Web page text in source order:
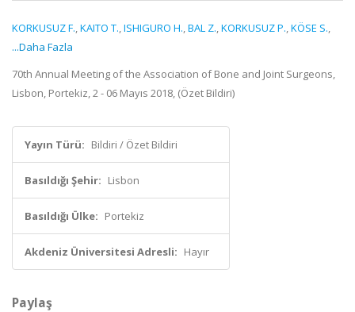
KORKUSUZ F.,KAITO T.,ISHIGURO H.,BAL Z.,KORKUSUZ P.,KÖSE S.,
...Daha Fazla
70th Annual Meeting of the Association of Bone and Joint Surgeons,
Lisbon, Portekiz, 2 - 06 Mayıs 2018, (Özet Bildiri)
Yayın Türü: Bildiri / Özet Bildiri
Basıldığı Şehir: Lisbon
Basıldığı Ülke: Portekiz
Akdeniz Üniversitesi Adresli: Hayır
Paylaş